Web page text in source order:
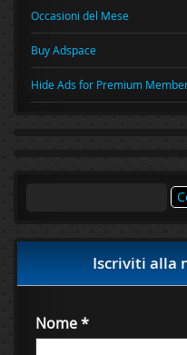
Occasioni del Mese
Buy Adspace
Hide Ads for Premium
Iscriviti alla
Nome*